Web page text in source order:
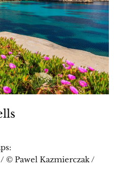
© Pawel Kazmierczak /